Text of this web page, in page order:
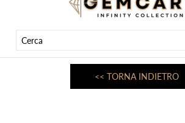
<< TORNA INDIETRO